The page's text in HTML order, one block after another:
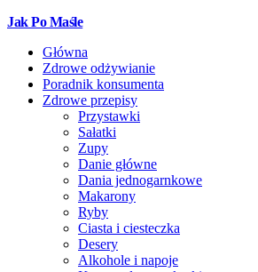
Jak Po Maśle
Główna
Zdrowe odżywianie
Poradnik konsumenta
Zdrowe przepisy
Przystawki
Sałatki
Zupy
Danie główne
Dania jednogarnkowe
Makarony
Ryby
Ciasta i ciesteczka
Desery
Alkohole i napoje